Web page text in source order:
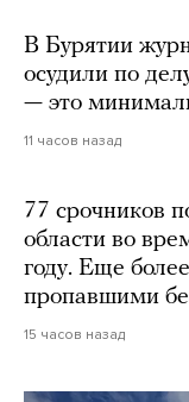
В Бурятии
осудили по
— это
11 часов назад
77 срочников
области во
году. Еще
пропавшими
15 часов назад